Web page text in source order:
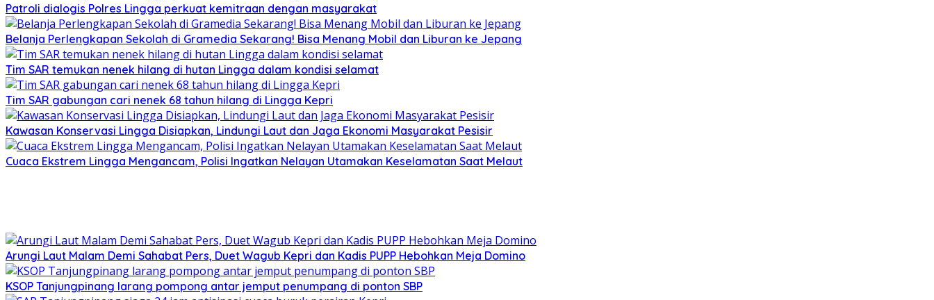
Patroli dialogis Polres Lingga perkuat kemitraan dengan masyarakat
Belanja Perlengkapan Sekolah di Gramedia Sekarang! Bisa Menang Mobil dan Liburan ke Jepang
Tim SAR temukan nenek hilang di hutan Lingga dalam kondisi selamat
Tim SAR gabungan cari nenek 68 tahun hilang di Lingga Kepri
Kawasan Konservasi Lingga Disiapkan, Lindungi Laut dan Jaga Ekonomi Masyarakat Pesisir
Cuaca Ekstrem Lingga Mengancam, Polisi Ingatkan Nelayan Utamakan Keselamatan Saat Melaut
Arungi Laut Malam Demi Sahabat Pers, Duet Wagub Kepri dan Kadis PUPP Hebohkan Meja Domino
KSOP Tanjungpinang larang pompong antar jemput penumpang di ponton SBP